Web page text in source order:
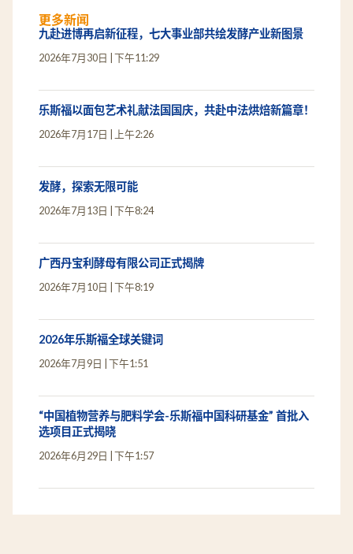
更多新闻
九赴进博再启新征程，七大事业部共绘发酵产业新图景
2026年7月30日 下午11:29
乐斯福以面包艺术礼献法国国庆，共赴中法烘焙新篇章！
2026年7月17日 上午2:26
发酵，探索无限可能
2026年7月13日 下午8:24
广西丹宝利酵母有限公司正式揭牌
2026年7月10日 下午8:19
2026年乐斯福全球关键词
2026年7月9日 下午1:51
“中国植物营养与肥料学会-乐斯福中国科研基金” 首批入
选项目正式揭晓
2026年6月29日 下午1:57